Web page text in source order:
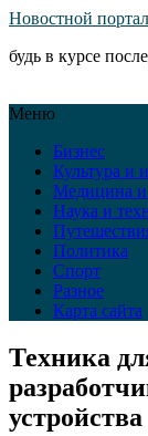
Новостной портал
будь в курсе
Меню
Бизнес
Культура и
Медицина и
Наука и
Политика
Спорт
Разное
Карта сайта
Техника
устройства